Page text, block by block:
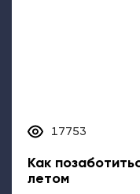
17753
Как
летом